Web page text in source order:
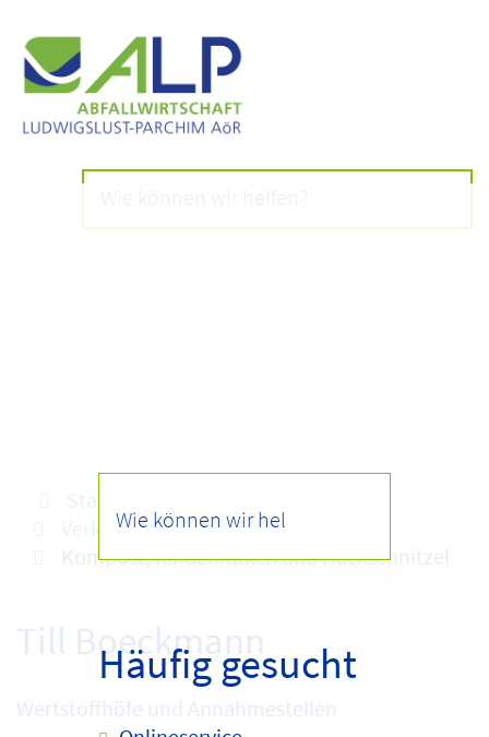
Häufig gesucht
Verkauf von
Kompost, Rindenmulch und Hackschnitzel
Till Boeckmann
Wertstoffhöfe und Annahmestellen